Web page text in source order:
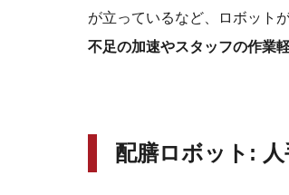
が立っているなど、ロボット
不足の加速やスタッフの作業
配膳ロボット: